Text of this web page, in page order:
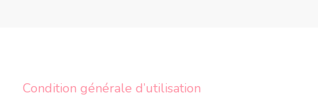
Condition générale d’utilisation